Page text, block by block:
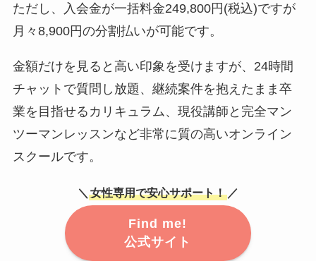
ただし、入会金が一括料金249,800円(税込)ですが
月々8,900円の分割払いが可能です。
金額だけを見ると高い印象を受けますが、24時間
チャットで質問し放題、継続案件を抱えたまま卒
業を目指せるカリキュラム、現役講師と完全マン
ツーマンレッスンなど非常に質の高いオンライン
スクールです。
＼ 女性専用で安心サポート！ ／
Find me!
公式サイト